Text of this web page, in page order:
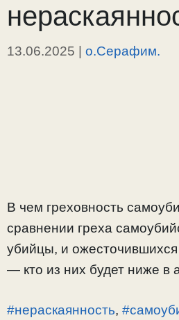
13.06.2025 | о.Серафим.
В чем греховность
сравнении греха
убийцы, и ожесточившихся
— кто из них будет ниже в
#нераскаянность,